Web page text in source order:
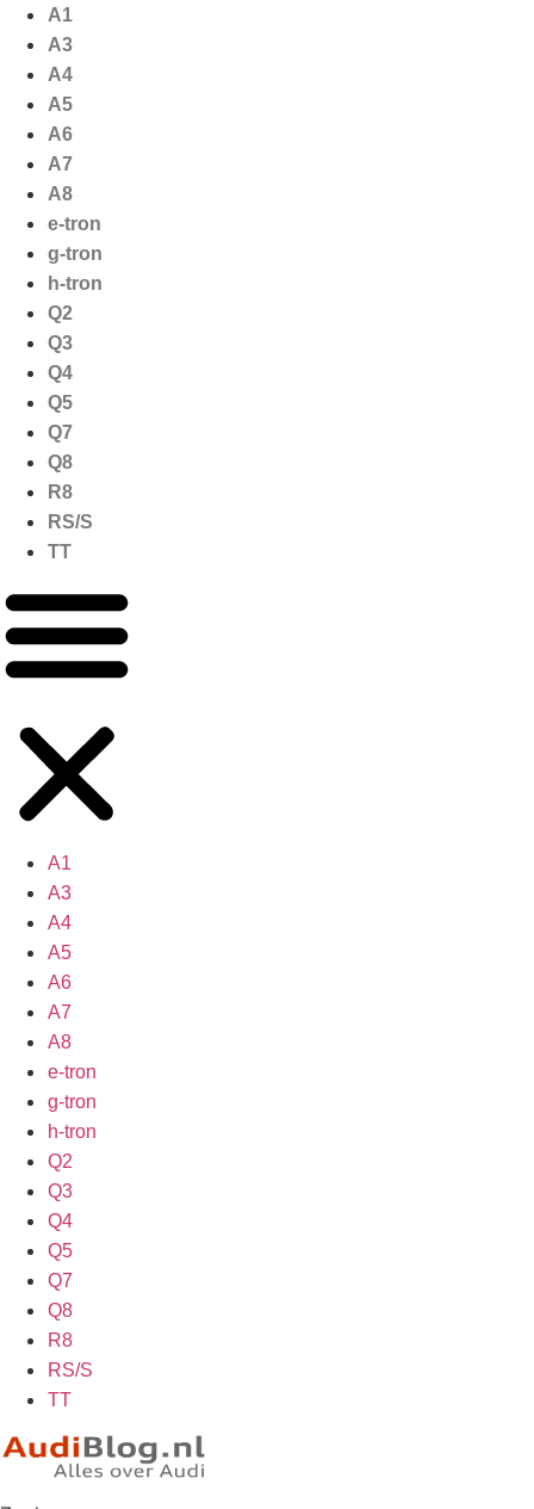
naar
inhoud
A1
A3
A4
A5
A6
A7
A8
e-tron
g-tron
h-tron
Q2
Q3
Q4
Q5
Q7
Q8
R8
RS/S
TT
A1
A3
A4
A5
A6
A7
A8
e-tron
g-tron
h-tron
Q2
Q3
Q4
Q5
Q7
Q8
R8
RS/S
TT